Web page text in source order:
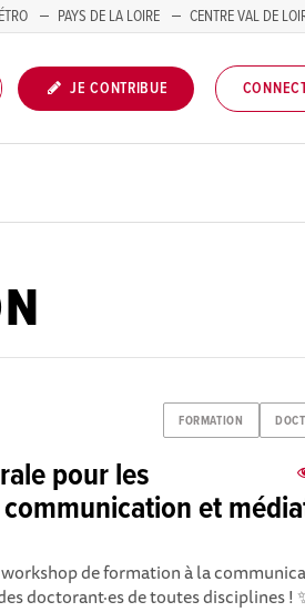
PAYS DE LA LOIRE CENTRE VAL DE
JE CONTRIBUE
FORMATION
pour les
et
de formation à la
doctorant·es de toutes disciplines !